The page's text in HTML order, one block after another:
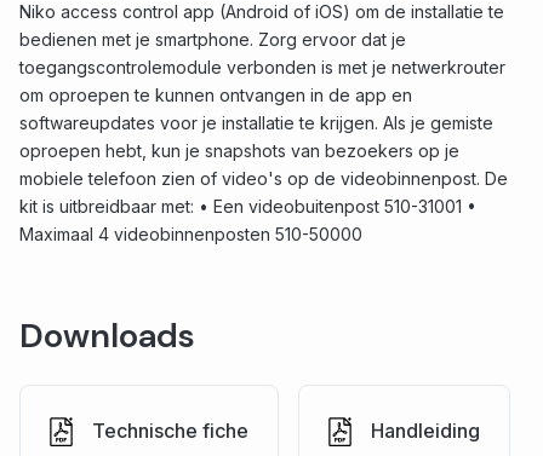
Niko access control app (Android of iOS) om de installatie te
bedienen met je smartphone. Zorg ervoor dat je
toegangscontrolemodule verbonden is met je netwerkrouter
om oproepen te kunnen ontvangen in de app en
softwareupdates voor je installatie te krijgen. Als je gemiste
oproepen hebt, kun je snapshots van bezoekers op je
mobiele telefoon zien of video's op de videobinnenpost. De
kit is uitbreidbaar met: • Een videobuitenpost 510-31001 •
Maximaal 4 videobinnenposten 510-50000
Downloads
Technische fiche Handleiding